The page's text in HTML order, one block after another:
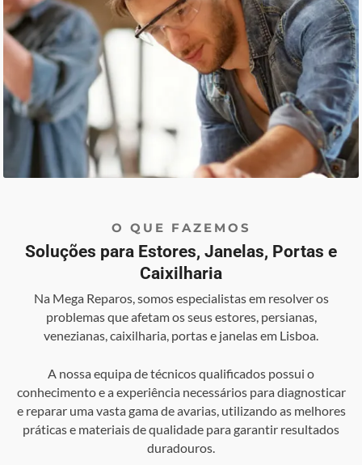
O QUE FAZEMOS
Soluções para Estores, Janelas, Portas e
Caixilharia
Na Mega Reparos, somos especialistas em resolver os
problemas que afetam os seus estores, persianas,
venezianas, caixilharia, portas e janelas em Lisboa.
A nossa equipa de técnicos qualificados possui o
conhecimento e a experiência necessários para diagnosticar
e reparar uma vasta gama de avarias, utilizando as melhores
práticas e materiais de qualidade para garantir resultados
duradouros.